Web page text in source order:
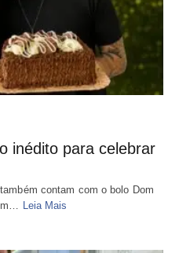
inédito para celebrar
contam com o bolo Dom
Leia Mais